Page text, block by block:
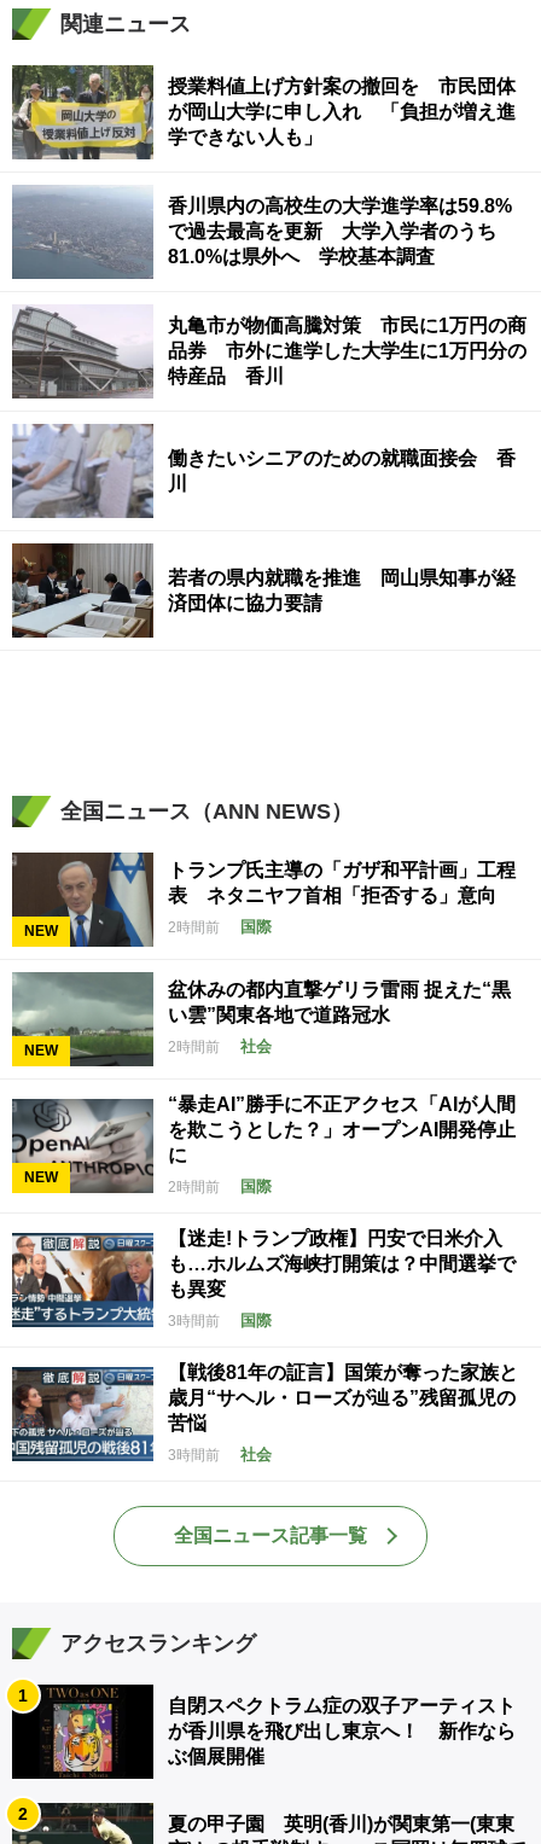
関連ニュース
授業料値上げ方針案の撤回を 市民団体
が岡山大学に申し入れ 「負担が増え進
学できない人も」
香川県内の高校生の大学進学率は59.8%
で過去最高を更新 大学入学者のうち
81.0%は県外へ 学校基本調査
丸亀市が物価高騰対策 市民に1万円の商
品券 市外に進学した大学生に1万円分の
特産品 香川
働きたいシニアのための就職面接会 香
川
若者の県内就職を推進 岡山県知事が経
済団体に協力要請
全国ニュース（ANN NEWS）
NEW
トランプ氏主導の「ガザ和平計画」工程
表 ネタニヤフ首相「拒否する」意向
2時間前 国際
NEW
盆休みの都内直撃ゲリラ雷雨 捉えた“黒
い雲”関東各地で道路冠水
2時間前 社会
NEW
“暴走AI”勝手に不正アクセス「AIが人間
を欺こうとした？」オープンAI開発停止
に
2時間前 国際
【迷走!トランプ政権】円安で日米介入
も…ホルムズ海峡打開策は？中間選挙で
も異変
3時間前 国際
【戦後81年の証言】国策が奪った家族と
歳月“サヘル・ローズが辿る”残留孤児の
苦悩
3時間前 社会
全国ニュース記事一覧
アクセスランキング
1
自閉スペクトラム症の双子アーティスト
が香川県を飛び出し東京へ！ 新作なら
ぶ個展開催
2
夏の甲子園 英明(香川)が関東第一(東東